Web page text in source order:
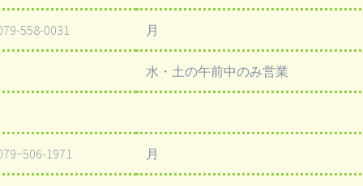
558-0031 月
水・土の午前中のみ営業
1971 月